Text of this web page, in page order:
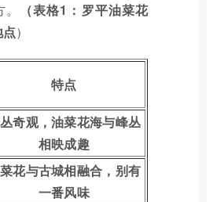
（表格1：罗平油菜花
）
特点
奇观，油菜花海与峰丛
相映成趣
花与古城相融合，别有
一番风味